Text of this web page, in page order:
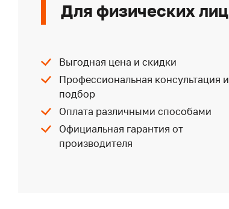
Для физических лиц
Выгодная цена и скидки
Профессиональная консультация и
подбор
Оплата различными способами
Официальная гарантия от
производителя